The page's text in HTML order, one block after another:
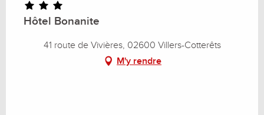
Hôtel Bonanite
41 route de Vivières, 02600 Villers-Cotterêts
M'y rendre